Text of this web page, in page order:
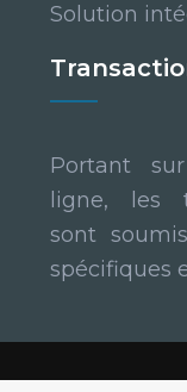
Solution
Portant
ligne, les
sont
spécifiques